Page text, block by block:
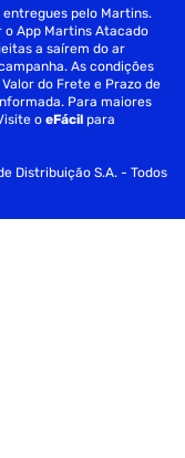
Higiene
entregues pelo Martins.
App Martins Atacado
a saírem do ar
As condições
do Frete e Prazo de
Para maiores
oeFácil para
Distribuição S.A. - Todos